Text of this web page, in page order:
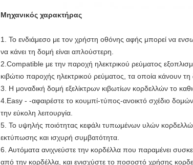
Μηχανικός χαρακτήρας
1. Το ενδιάμεσο με τον χρήστη οθόνης αφής μπορεί να
να κάνει τη δομή είναι απλούστερη.
2.Compatible με την παροχή ηλεκτρικού ρεύματος
κιβώτιο παροχής ηλεκτρικού ρεύματος, τα οποία κάνουν
3. Η μοναδική δομή εξελίκτρων κιβωτίων κορδελλών το
4.Easy - -αφαιρέστε το κουμπί-τύπος-ανοικτό σχέδιο
την εύκολη λειτουργία.
5. Το υψηλής ποιότητας κεφάλι τυπωμένων υλών
εκτύπωσης και ισχυρή συμβατότητα.
6. Αυτόματα ανιχνεύστε την κορδέλλα που παραμένει
από την κορδέλλα, και ενισχύστε το ποσοστό χρήσης